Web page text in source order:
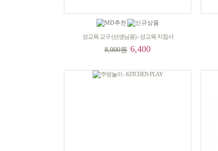
성교육 교구 (선생님용) - 성교육 지침서
8,000원 6,400